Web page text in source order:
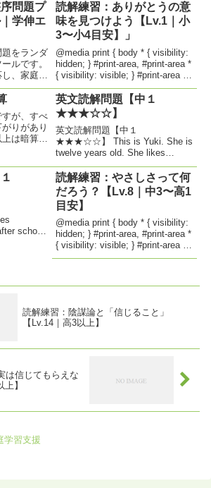
問題プ
学伸エ
をランダ
ルです。
、家庭学
適。解
3級 語順
読解練習：ありがとうの意
味を見つけよう【Lv.1｜小
3〜小4目安】」
@media print { body * { visibility:
hidden; } #print-area, #print-area *
{ visibility: visible; } #print-area {
position...
すが、すべ
りがあり
は暗算で
計算問
英文読解問題【中１
★★★☆☆】
英文読解問題【中１
★★★☆☆】 This is Yuki. She is
twelve years old. She likes
animals very much. Every
weekend, she goes to the zoo ...
１
school
読解練習：やさしさって何
だろう？【Lv.8｜中3〜高1
目安】
@media print { body * { visibility:
hidden; } #print-area, #print-area *
{ visibility: visible; } #print-area {
position...
読解練習：陰謀論と「信じること」
【Lv.14｜高3以上】
は信じてもらえな
】
学習支援